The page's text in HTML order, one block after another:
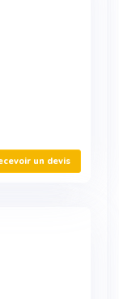
un devis